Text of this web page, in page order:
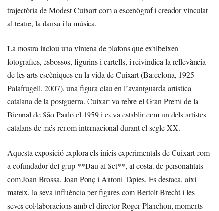
trajectòria de Modest Cuixart com a escenògraf i creador vinculat
al teatre, la dansa i la música.
La mostra inclou una vintena de plafons que exhibeixen
fotografies, esbossos, figurins i cartells, i reivindica la rellevància
de les arts escèniques en la vida de Cuixart (Barcelona, 1925 –
Palafrugell, 2007), una figura clau en l’avantguarda artística
catalana de la postguerra. Cuixart va rebre el Gran Premi de la
Biennal de São Paulo el 1959 i es va establir com un dels artistes
catalans de més renom internacional durant el segle XX.
Aquesta exposició explora els inicis experimentals de Cuixart com
a cofundador del grup **Dau al Set**, al costat de personalitats
com Joan Brossa, Joan Ponç i Antoni Tàpies. Es destaca, així
mateix, la seva influència per figures com Bertolt Brecht i les
seves col·laboracions amb el director Roger Planchon, moments